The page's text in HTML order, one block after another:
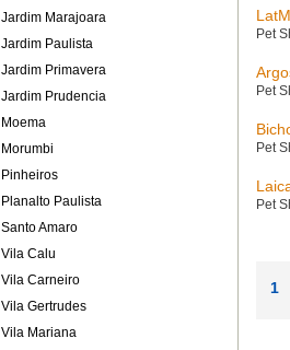
Jardim Marajoara
Jardim Paulista
Jardim Primavera
Jardim Prudencia
Moema
Morumbi
Pinheiros
Planalto Paulista
Santo Amaro
Vila Calu
Vila Carneiro
Vila Gertrudes
Vila Mariana
Pet
Pet
Pet
Pet
1